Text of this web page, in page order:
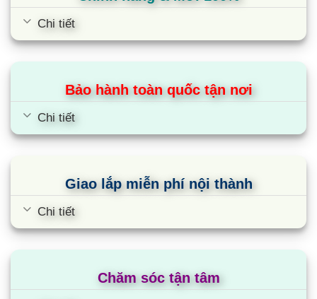
Chi tiết
Bảo hành toàn quốc tận nơi
Chi tiết
Giao lắp miễn phí nội thành
Chi tiết
Chăm sóc tận tâm